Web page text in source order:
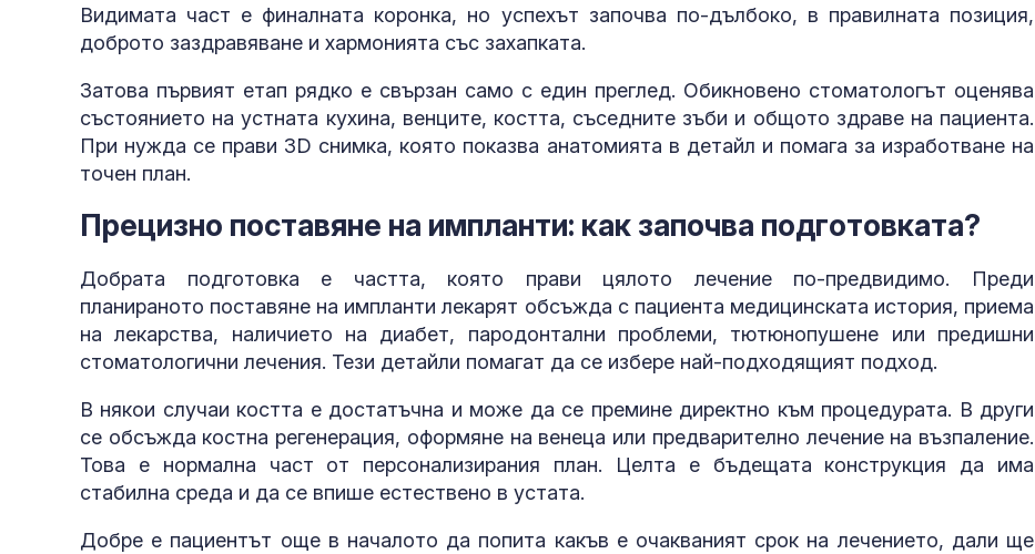
Видимата част е финалната коронка, но успехът започва по-дълбоко, в правилната позиция,
доброто заздравяване и хармонията със захапката.
Затова първият етап рядко е свързан само с един преглед. Обикновено стоматологът оценява
състоянието на устната кухина, венците, костта, съседните зъби и общото здраве на пациента.
При нужда се прави 3D снимка, която показва анатомията в детайл и помага за изработване на
точен план.
Прецизно поставяне на импланти: как започва подготовката?
Добрата подготовка е частта, която прави цялото лечение по-предвидимо. Преди
планираното поставяне на импланти лекарят обсъжда с пациента медицинската история, приема
на лекарства, наличието на диабет, пародонтални проблеми, тютюнопушене или предишни
стоматологични лечения. Тези детайли помагат да се избере най-подходящият подход.
В някои случаи костта е достатъчна и може да се премине директно към процедурата. В други
се обсъжда костна регенерация, оформяне на венеца или предварително лечение на възпаление.
Това е нормална част от персонализирания план. Целта е бъдещата конструкция да има
стабилна среда и да се впише естествено в устата.
Добре е пациентът още в началото да попита какъв е очакваният срок на лечението, дали ще
депресия
ще направи животът
по-лесен за 5 зодии